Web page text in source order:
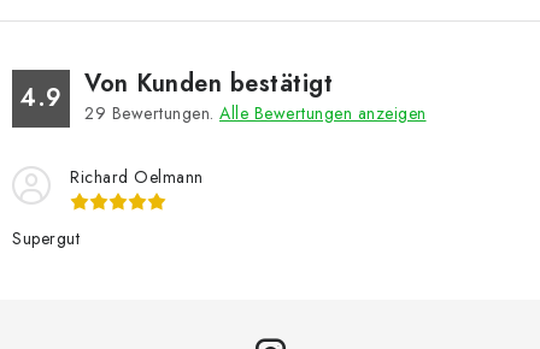
4.9 Von Kunden bestätigt
29 Bewertungen. Alle Bewertungen anzeigen
Richard Oelmann
Supergut